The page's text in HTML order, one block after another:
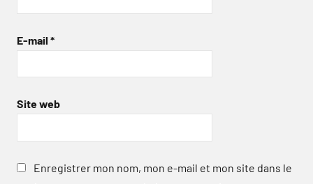
E-mail *
Site web
Enregistrer mon nom, mon e-mail et mon site dans le